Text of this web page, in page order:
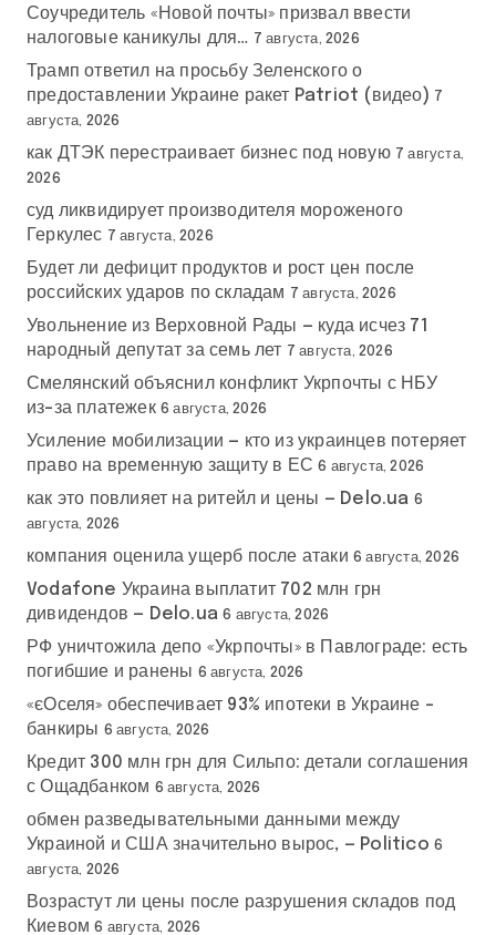
Соучредитель «Новой почты» призвал ввести
налоговые каникулы для… 7 августа, 2026
Трамп ответил на просьбу Зеленского о
предоставлении Украине ракет Patriot (видео) 7
августа, 2026
как ДТЭК перестраивает бизнес под новую 7 августа,
2026
суд ликвидирует производителя мороженого
Геркулес 7 августа, 2026
Будет ли дефицит продуктов и рост цен после
российских ударов по складам 7 августа, 2026
Увольнение из Верховной Рады — куда исчез 71
народный депутат за семь лет 7 августа, 2026
Смелянский объяснил конфликт Укрпочты с НБУ
из-за платежек 6 августа, 2026
Усиление мобилизации — кто из украинцев потеряет
право на временную защиту в ЕС 6 августа, 2026
как это повлияет на ритейл и цены — Delo.ua 6
августа, 2026
компания оценила ущерб после атаки 6 августа, 2026
Vodafone Украина выплатит 702 млн грн
дивидендов — Delo.ua 6 августа, 2026
РФ уничтожила депо «Укрпочты» в Павлограде: есть
погибшие и ранены 6 августа, 2026
«єОселя» обеспечивает 93% ипотеки в Украине –
банкиры 6 августа, 2026
Кредит 300 млн грн для Сильпо: детали соглашения
с Ощадбанком 6 августа, 2026
обмен разведывательными данными между
Украиной и США значительно вырос, — Politico 6
августа, 2026
Возрастут ли цены после разрушения складов под
Киевом 6 августа, 2026